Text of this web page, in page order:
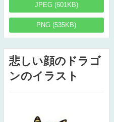
JPEG (601KB)
PNG (535KB)
悲しい顔のドラゴ
ンのイラスト